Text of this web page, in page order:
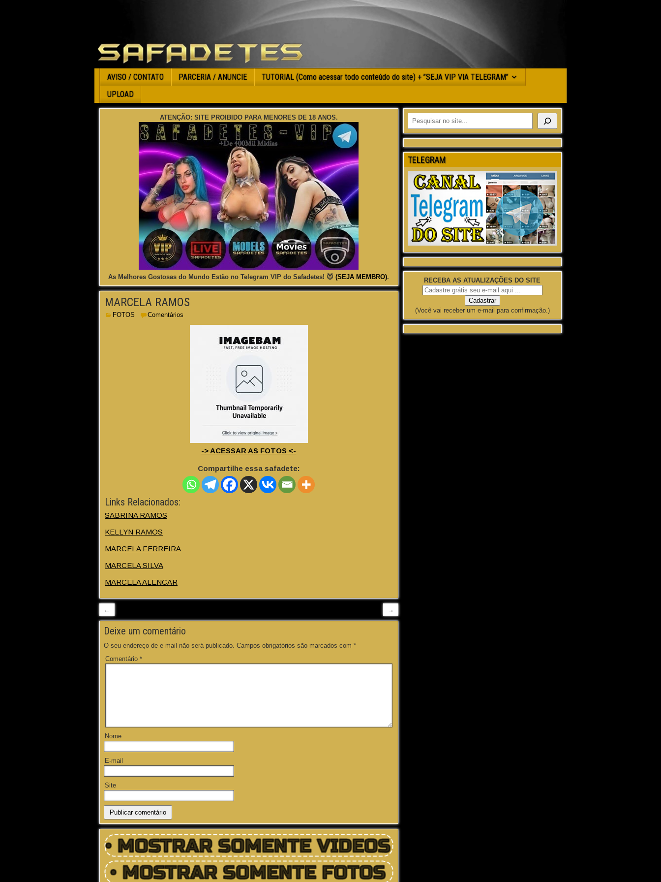
AVISO / CONTATO PARCERIA / ANUNCIE
TUTORIAL (Como acessar todo conteúdo do site) + ”SEJA VIP VIA TELEGRAM”
UPLOAD
ATENÇÃO: SITE PROIBIDO PARA MENORES DE 18 ANOS.
As Melhores Gostosas do Mundo Estão no Telegram VIP do Safadetes! 😈(SEJA MEMBRO).
MARCELA RAMOS
FOTOS Comentários
-> ACESSAR AS FOTOS <-
Compartilhe essa safadete:
Links Relacionados:
SABRINA RAMOS
KELLYN RAMOS
MARCELA FERREIRA
MARCELA SILVA
MARCELA ALENCAR
← →
Deixe um comentário
O seu endereço de e-mail não será publicado. Campos obrigatórios são marcados com *
Comentário *
Nome
E-mail
Site
TELEGRAM
RECEBA AS ATUALIZAÇÕES DO SITE
(Você vai receber um e-mail para confirmação.)